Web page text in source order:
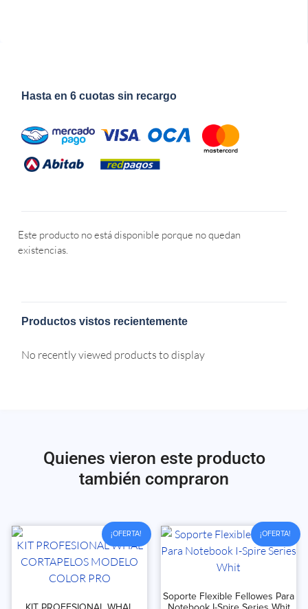
Hasta en 6 cuotas sin recargo
Este producto no está disponible porque no quedan
existencias.
Productos vistos recientemente
No recently viewed products to display
Quienes vieron este producto
también compraron
¡OFERTA! ¡OFERTA!
Soporte Flexible Fellowes Para